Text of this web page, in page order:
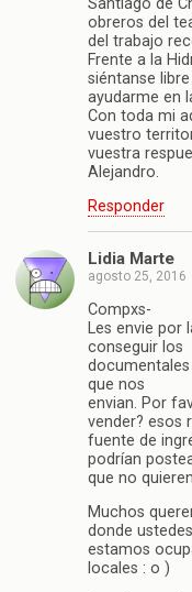
obreros del
del trabajo
Frente a la
siéntanse
ayudarme en
Con toda mi
vuestro
vuestra
Alejandro.
Responder
Lidia Marte
agosto 25, 2016
Compxs-
Les envie por
conseguir los
que nos
envian. Por
vender? esos
fuente de
podrían
que no
Muchos
donde
estamos
locales : o )